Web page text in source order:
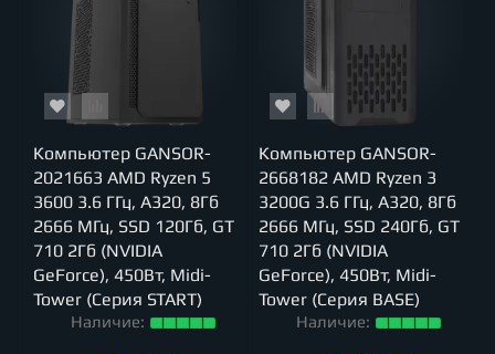
Компьютер GANSOR-
2021663 AMD Ryzen 5
3600 3.6 ГГц, A320, 8Гб
2666 МГц, SSD 120Гб, GT
710 2Гб (NVIDIA
GeForce), 450Вт, Midi-
Tower (Серия START)
Наличие:
Компьютер GANSOR-
2668182 AMD Ryzen 3
3200G 3.6 ГГц, A320, 8Гб
2666 МГц, SSD 240Гб, GT
710 2Гб (NVIDIA
GeForce), 450Вт, Midi-
Tower (Серия BASE)
Наличие: